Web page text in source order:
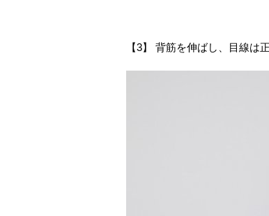
【3】 背筋を伸ばし、目線は